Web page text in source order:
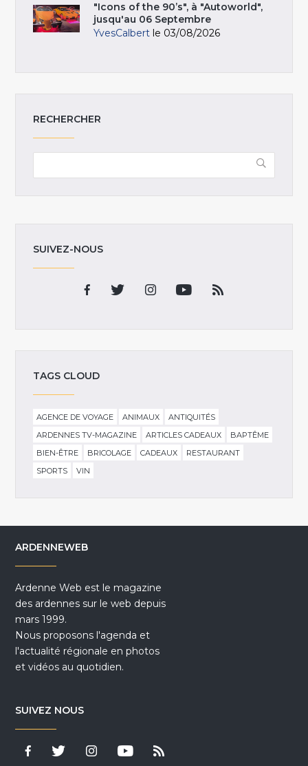
"Icons of the 90’s", à "Autoworld",
jusqu'au 06 Septembre
YvesCalbert le 03/08/2026
RECHERCHER
SUIVEZ-NOUS
TAGS CLOUD
AGENCE DE VOYAGE ANIMAUX
ANTIQUITÉS
ARDENNES TV-MAGAZINE
ARTICLES CADEAUX
BAPTÊME
BIEN-ÊTRE
BRICOLAGE CADEAUX
RESTAURANT
SPORTS
VIN
ARDENNEWEB
Ardenne Web est le magazine
des ardennes sur le web depuis
mars 1999.
Nous proposons l'agenda et
l'actualité régionale en photos
et vidéos au quotidien.
SUIVEZ NOUS